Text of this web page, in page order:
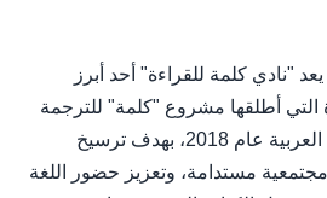
وام / يعد "نادي كلمة للقراءة" أحد أبرز
التي أطلقها مشروع "كلمة" للترجمة
التابع لمركز أبوظبي للغة العربية عام 2018، بهدف ترسيخ
مستدامة، وتعزيز حضور اللغة